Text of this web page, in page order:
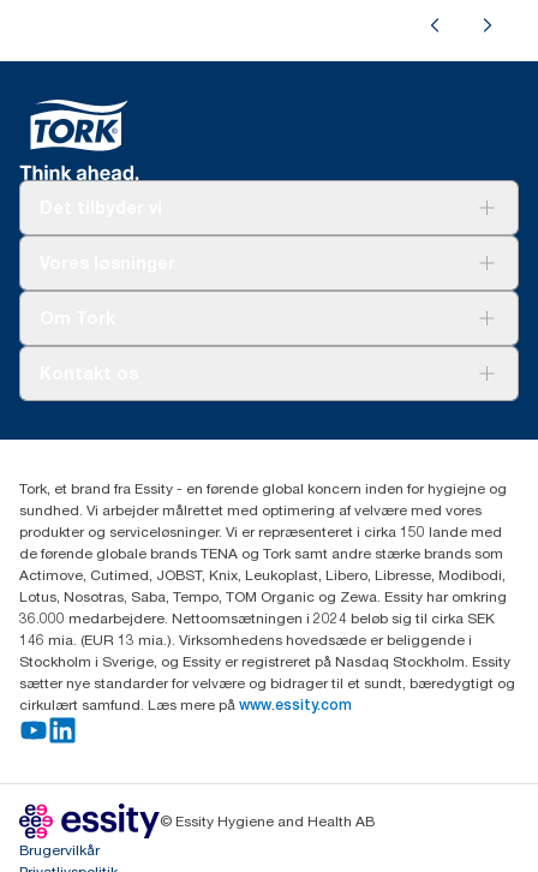
Smiley-rapport
(+45) 48 16 82 44
Professional Hygiene
Gydevang 33
DK-3450 Allerød
Tork, et brand fra Essity - en førende global koncern inden for hygiejne og
sundhed. Vi arbejder målrettet med optimering af velvære med vores
produkter og serviceløsninger. Vi er repræsenteret i cirka 150 lande med
de førende globale brands TENA og Tork samt andre stærke brands som
Actimove, Cutimed, JOBST, Knix, Leukoplast, Libero, Libresse, Modibodi,
Lotus, Nosotras, Saba, Tempo, TOM Organic og Zewa. Essity har omkring
36.000 medarbejdere. Nettoomsætningen i 2024 beløb sig til cirka SEK
146 mia. (EUR 13 mia.). Virksomhedens hovedsæde er beliggende i
Stockholm i Sverige, og Essity er registreret på Nasdaq Stockholm. Essity
sætter nye standarder for velvære og bidrager til et sundt, bæredygtigt og
cirkulært samfund. Læs mere på www.essity.com
© Essity Hygiene and Health AB
Brugervilkår